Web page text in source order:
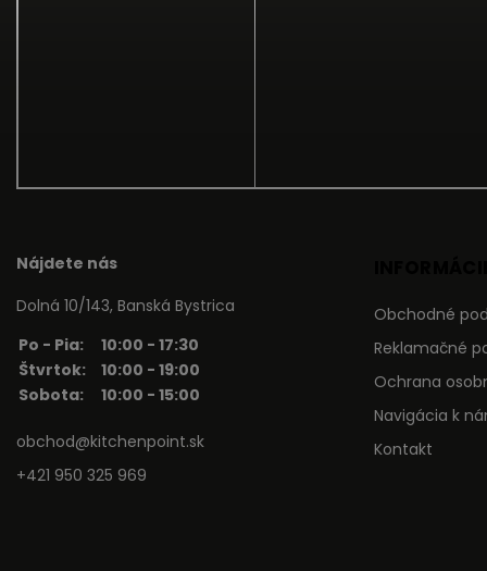
Nájdete nás
Dolná 10/143, Banská Bystrica
Po - Pia:
10:00 - 17:30
Štvrtok:
10:00 - 19:00
Sobota:
10:00 - 15:00
obchod@kitchenpoint.sk
+421 950 325 969
Obchodné
Reklamačné
Ochrana
Navigácia k
Kontakt